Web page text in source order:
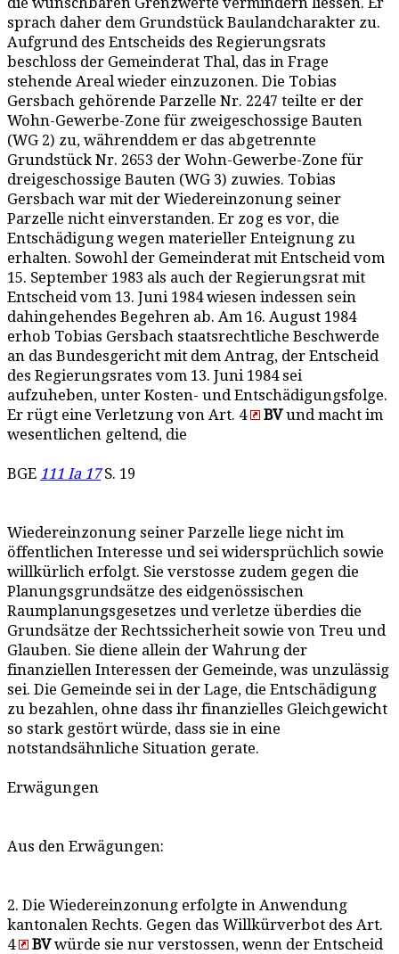
sprach daher dem Grundstück Baulandcharakter zu.
Aufgrund des Entscheids des Regierungsrats
beschloss der Gemeinderat Thal, das in Frage
stehende Areal wieder einzuzonen. Die Tobias
Gersbach gehörende Parzelle Nr. 2247 teilte er der
Wohn-Gewerbe-Zone für zweigeschossige Bauten
(WG 2) zu, währenddem er das abgetrennte
Grundstück Nr. 2653 der Wohn-Gewerbe-Zone für
dreigeschossige Bauten (WG 3) zuwies. Tobias
Gersbach war mit der Wiedereinzonung seiner
Parzelle nicht einverstanden. Er zog es vor, die
Entschädigung wegen materieller Enteignung zu
erhalten. Sowohl der Gemeinderat mit Entscheid vom
15. September 1983 als auch der Regierungsrat mit
Entscheid vom 13. Juni 1984 wiesen indessen sein
dahingehendes Begehren ab. Am 16. August 1984
erhob Tobias Gersbach staatsrechtliche Beschwerde
an das Bundesgericht mit dem Antrag, der Entscheid
des Regierungsrates vom 13. Juni 1984 sei
aufzuheben, unter Kosten- und Entschädigungsfolge.
Er rügt eine Verletzung von Art. 4
BVund macht im
wesentlichen geltend, die
BGE 111 Ia 17S. 19
Wiedereinzonung seiner Parzelle liege nicht im
öffentlichen Interesse und sei widersprüchlich sowie
willkürlich erfolgt. Sie verstosse zudem gegen die
Planungsgrundsätze des eidgenössischen
Raumplanungsgesetzes und verletze überdies die
Grundsätze der Rechtssicherheit sowie von Treu und
Glauben. Sie diene allein der Wahrung der
finanziellen Interessen der Gemeinde, was unzulässig
sei. Die Gemeinde sei in der Lage, die Entschädigung
zu bezahlen, ohne dass ihr finanzielles Gleichgewicht
so stark gestört würde, dass sie in eine
notstandsähnliche Situation gerate.
Erwägungen
Aus den Erwägungen:
2. Die Wiedereinzonung erfolgte in Anwendung
kantonalen Rechts. Gegen das Willkürverbot des Art.
4
BVwürde sie nur verstossen, wenn der Entscheid